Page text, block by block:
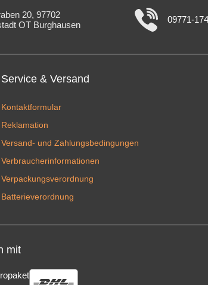
20, 97702
OT Burghausen
09771-
Service & Versand
Kontaktformular
Reklamation
Versand- und Zahlungsbedingungen
Verbraucherinformationen
Verpackungsverordnung
Batterieverordnung
mit